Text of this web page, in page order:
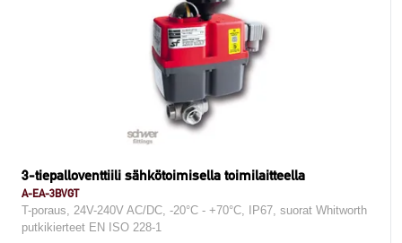
3-tiepalloventtiili sähkötoimisella toimilaitteella
A-EA-3BVGT
T-poraus, 24V-240V AC/DC, -20°C - +70°C, IP67, suorat Whitworth
putkikierteet EN ISO 228-1